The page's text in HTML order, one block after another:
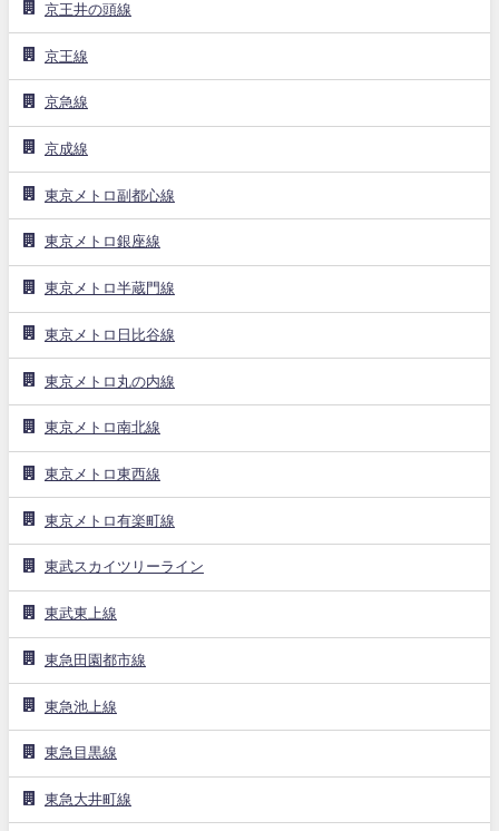
京王井の頭線
京王線
京急線
京成線
東京メトロ副都心線
東京メトロ銀座線
東京メトロ半蔵門線
東京メトロ日比谷線
東京メトロ丸の内線
東京メトロ南北線
東京メトロ東西線
東京メトロ有楽町線
東武スカイツリーライン
東武東上線
東急田園都市線
東急池上線
東急目黒線
東急大井町線